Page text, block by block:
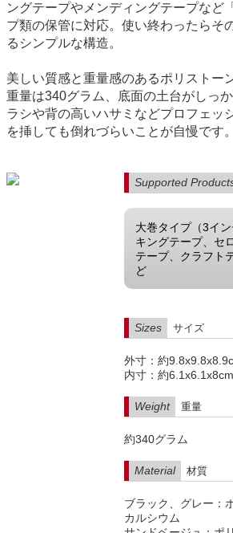
ングテープやメンディングテープなど
プ類の保管に対応。使い終わったらそ
るシンプルな構造。
美しい質感と重量感のあるポリストー
重量は340グラム、底面の土台がしっ
ラシや背の高いハサミなどプロフェッ
を挿しても倒れづらいことが自慢です。
Supported
大巻タイプ（3イ
キングテープ、セ
テープ、クラフト
ど
Sizes サイズ
外寸：約
内寸：約6.1x6.1x8cm
Weight 重量
約340グラム
Material 材質
ブラック、グレー：
カルシウム